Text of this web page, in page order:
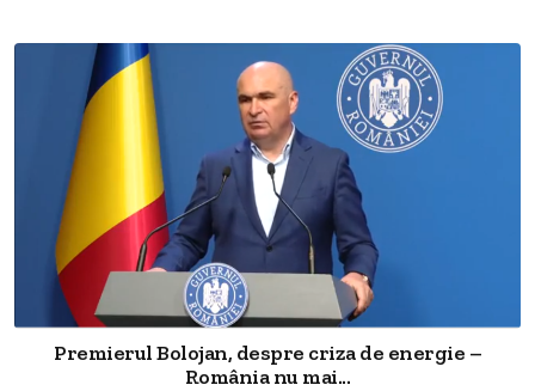
Premierul Bolojan, despre criza de energie –
România nu mai...